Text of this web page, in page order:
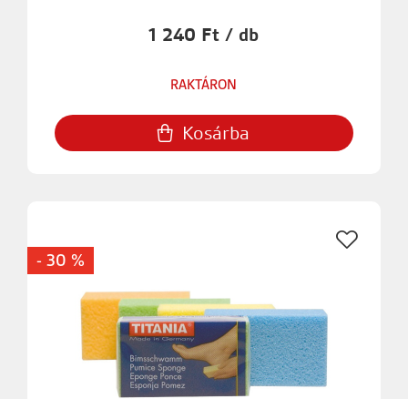
1 240 Ft / db
RAKTÁRON
Kosárba
- 30 %